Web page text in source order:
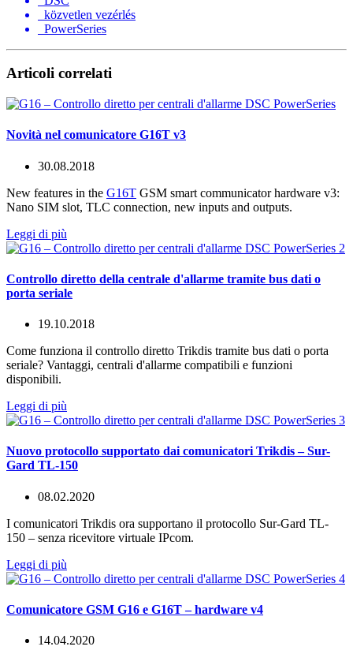
közvetlen vezérlés
PowerSeries
Articoli correlati
Novità nel comunicatore G16T v3
30.08.2018
New features in the G16T GSM smart communicator hardware v3:
Nano SIM slot, TLC connection, new inputs and outputs.
Leggi di più
Controllo diretto della centrale d'allarme tramite bus dati o
porta seriale
19.10.2018
Come funziona il controllo diretto Trikdis tramite bus dati o porta
seriale? Vantaggi, centrali d'allarme compatibili e funzioni
disponibili.
Leggi di più
Nuovo protocollo supportato dai comunicatori Trikdis – Sur-
Gard TL-150
08.02.2020
I comunicatori Trikdis ora supportano il protocollo Sur-Gard TL-
150 – senza ricevitore virtuale IPcom.
Leggi di più
Comunicatore GSM G16 e G16T – hardware v4
14.04.2020